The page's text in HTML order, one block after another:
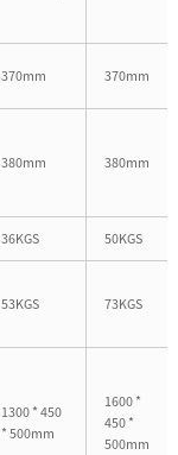
370mm 370mm
380mm 380mm
36KGS
50KGS
53KGS 73KGS
1300 * 450
* 500mm
1600 *
450 *
500mm